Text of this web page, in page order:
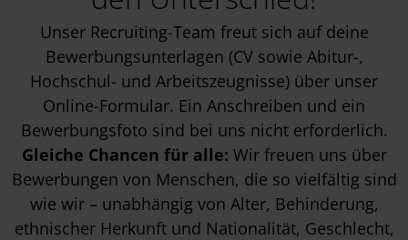
Unser Recruiting-Team freut sich auf deine
Bewerbungsunterlagen (CV sowie Abitur-,
Hochschul- und Arbeitszeugnisse) über unser
Online-Formular. Ein Anschreiben und ein
Bewerbungsfoto sind bei uns nicht erforderlich.
Gleiche Chancen für alle: Wir freuen uns über
Bewerbungen von Menschen, die so vielfältig sind
wie wir – unabhängig von Alter, Behinderung,
ethnischer Herkunft und Nationalität, Geschlecht,